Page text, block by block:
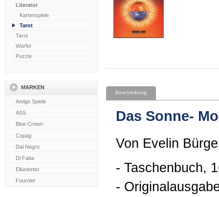
Literatur
Kartenspiele
Tarot
Tarot
Würfel
Puzzle
MARKEN
Beschreibung
Das Sonne-
Von Evelin
- Taschenbuch,
-